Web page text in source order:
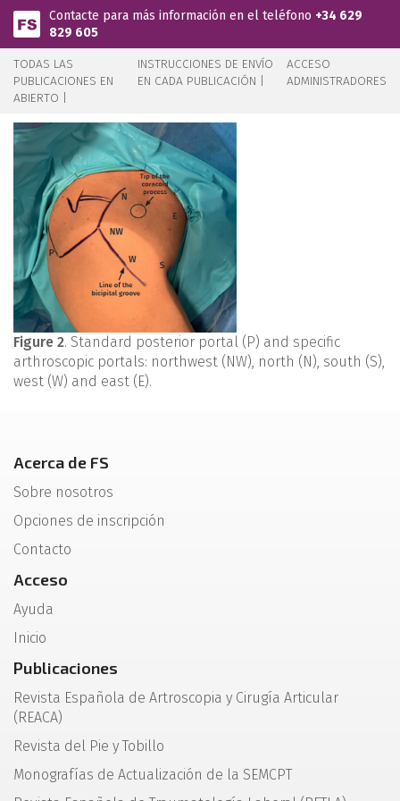
Pasar al contenido principal
Contacte para más información en el teléfono +34 629
829 605
TODAS LAS
PUBLICACIONES EN
ABIERTO |
INSTRUCCIONES DE ENVÍO
EN CADA PUBLICACIÓN |
ACCESO
ADMINISTRADORES
Figure 2. Standard posterior portal (P) and specific
arthroscopic portals: northwest (NW), north (N), south (S),
west (W) and east (E).
Acerca de FS
Sobre nosotros
Opciones de inscripción
Contacto
Acceso
Ayuda
Inicio
Publicaciones
Revista Española de Artroscopia y Cirugía Articular
(REACA)
Revista del Pie y Tobillo
Monografías de Actualización de la SEMCPT